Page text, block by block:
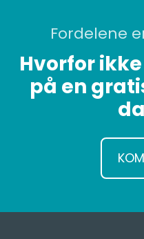
Fordelene
Hvorfor
på en